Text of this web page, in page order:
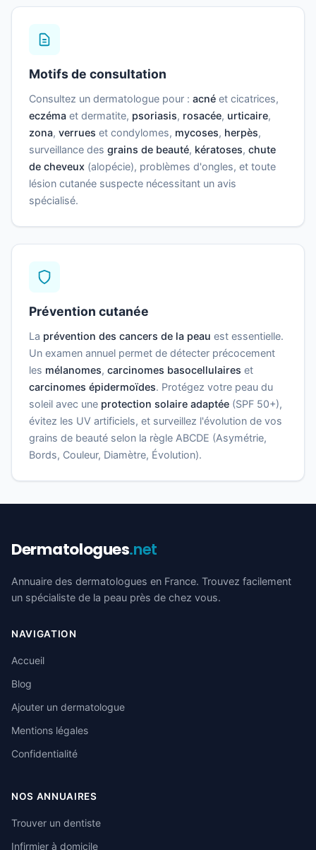
Motifs de consultation
Consultez un dermatologue pour : acné et cicatrices,
eczéma et dermatite, psoriasis, rosacée, urticaire,
zona, verrues et condylomes, mycoses, herpès,
surveillance des grains de beauté, kératoses, chute
de cheveux (alopécie), problèmes d'ongles, et toute
lésion cutanée suspecte nécessitant un avis
spécialisé.
Prévention cutanée
La prévention des cancers de la peau est essentielle.
Un examen annuel permet de détecter précocement
les mélanomes, carcinomes basocellulaires et
carcinomes épidermoïdes. Protégez votre peau du
soleil avec une protection solaire adaptée (SPF 50+),
évitez les UV artificiels, et surveillez l'évolution de vos
grains de beauté selon la règle ABCDE (Asymétrie,
Bords, Couleur, Diamètre, Évolution).
Dermatologues.net
Annuaire des dermatologues en France. Trouvez facilement
un spécialiste de la peau près de chez vous.
NAVIGATION
Accueil
Blog
Ajouter un dermatologue
Mentions légales
Confidentialité
NOS ANNUAIRES
Trouver un dentiste
Infirmier à domicile